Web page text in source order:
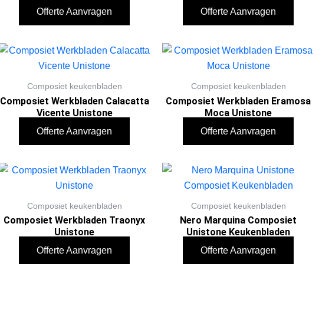
Offerte Aanvragen Offerte Aanvragen
Composiet keukenbladen
Composiet Werkbladen Calacatta
Vicente Unistone
Offerte Aanvragen
Composiet keukenbladen
Composiet Werkbladen Eramosa
Moca Unistone
Offerte Aanvragen
Composiet keukenbladen
Composiet Werkbladen Traonyx
Unistone
Offerte Aanvragen
Composiet keukenbladen
Nero Marquina Composiet
Unistone Keukenbladen
Offerte Aanvragen